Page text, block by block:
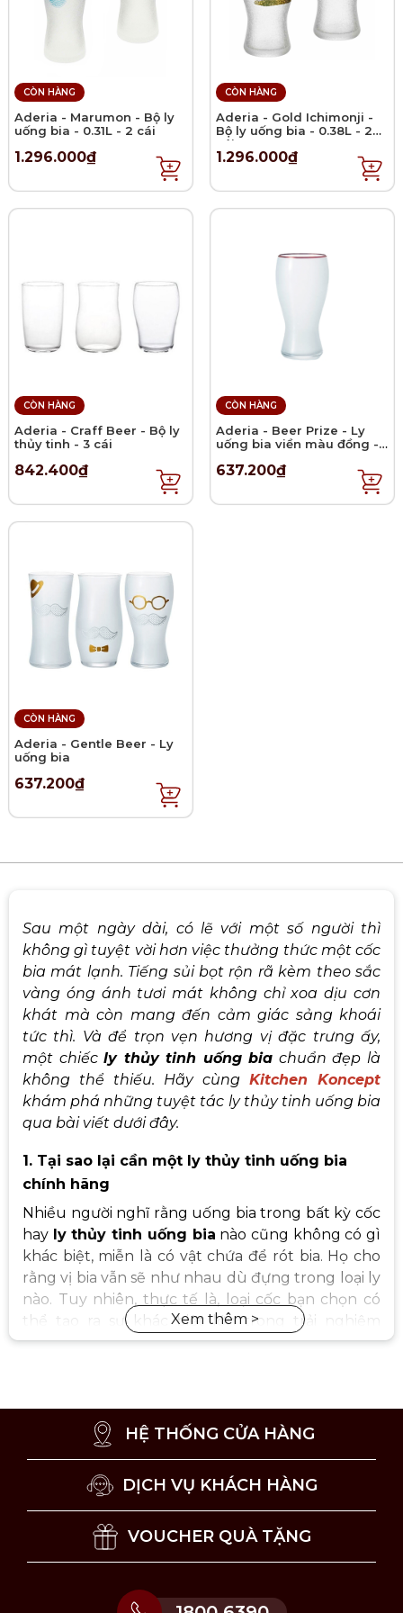
CÒN HÀNG
Aderia - Marumon - Bộ ly
uống bia - 0.31L - 2 cái
1.296.000₫
CÒN HÀNG
Aderia - Gold Ichimonji -
Bộ ly uống bia - 0.38L - 2
cái
1.296.000₫
CÒN HÀNG
Aderia - Craff Beer - Bộ ly
thủy tinh - 3 cái
842.400₫
CÒN HÀNG
Aderia - Beer Prize - Ly
uống bia viền màu đồng -
637.200₫
CÒN HÀNG
Aderia - Gentle Beer - Ly
uống bia
637.200₫
Sau một ngày dài, có lẽ với một số người thì
không gì tuyệt vời hơn việc thưởng thức một cốc
bia mát lạnh. Tiếng sủi bọt rộn rã kèm theo sắc
vàng óng ánh tươi mát không chỉ xoa dịu cơn
khát mà còn mang đến cảm giác sảng khoái
tức thì. Và để trọn vẹn hương vị đặc trưng ấy,
một chiếcly thủy tinh uống bia chuẩn đẹp là
không thể thiếu. Hãy cùng Kitchen Koncept
khám phá những tuyệt tác ly thủy tinh uống bia
qua bài viết dưới đây.
1. Tại sao lại cần một ly thủy tinh uống bia
chính hãng
Nhiều người nghĩ rằng uống bia trong bất kỳ cốc
hay ly thủy tinh uống bia nào cũng không có gì
khác biệt, miễn là có vật chứa để rót bia. Họ cho
rằng vị bia vẫn sẽ như nhau dù đựng trong loại ly
nào. Tuy nhiên, thực tế là, loại cốc bạn chọn có
thể tạo ra sự khác biệt lớn trong trải nghiệm
thưởng thức bia.
HỆ THỐNG CỬA HÀNG
DỊCH VỤ KHÁCH HÀNG
VOUCHER QUÀ TẶNG